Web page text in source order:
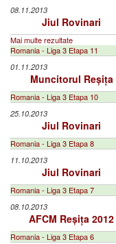
08.11.2013
Jiul Rovinari
Mai multe rezultate
Romania - Liga 3 Etapa 11
01.11.2013
Muncitorul Reșița
Romania - Liga 3 Etapa 10
25.10.2013
Jiul Rovinari
Romania - Liga 3 Etapa 8
11.10.2013
Jiul Rovinari
Romania - Liga 3 Etapa 7
08.10.2013
AFCM Reșița 2012
Romania - Liga 3 Etapa 6